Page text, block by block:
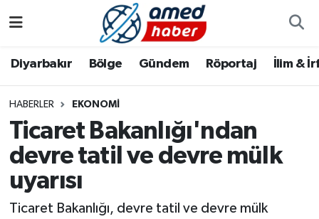
Diyarbakır Bölge Gündem Röportaj İlim &
HABERLER EKONOMI
Ticaret Bakanlığı'ndan
devre tatil ve devre mülk
uyarısı
Ticaret Bakanlığı, devre tatil ve devre mülk
Bölge
Röportaj
Foto Galeri
Aile
Asayiş
Bilim & Teknoloji
Diyarbakır Hava Durumu
Diyarbakır Namaz Vakitleri
Diyarbakır Trafik Yoğunluk Haritası